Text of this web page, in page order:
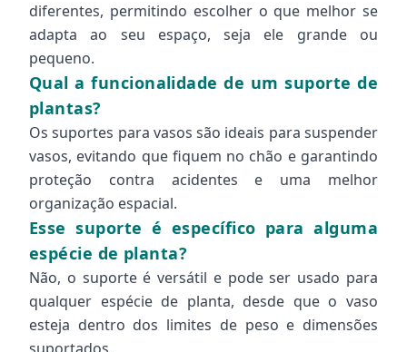
diferentes, permitindo escolher o que melhor se
adapta ao seu espaço, seja ele grande ou
pequeno.
Qual a funcionalidade de um suporte de
plantas?
Os suportes para vasos são ideais para suspender
vasos, evitando que fiquem no chão e garantindo
proteção contra acidentes e uma melhor
organização espacial.
Esse suporte é específico para alguma
espécie de planta?
Não, o suporte é versátil e pode ser usado para
qualquer espécie de planta, desde que o vaso
esteja dentro dos limites de peso e dimensões